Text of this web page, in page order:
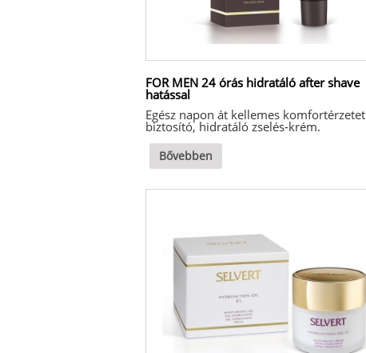
FOR MEN 24 órás hidratáló after shave
hatással
Egész napon át kellemes komfortérzetet
biztosító, hidratáló zselés-krém.
Bővebben